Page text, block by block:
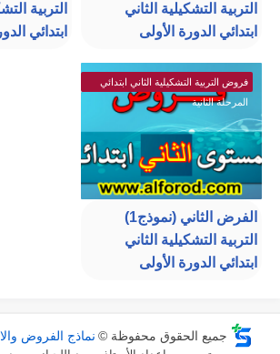
التربية التشكيلية الثاني
ابتدائي الدورة الأولى
التربية
ابتدائي
فروض التربية التشكيلية الثاني ابتدائي
المرحلة الثانية
الفرض الثاني (نموذج1)
التربية التشكيلية الثاني
ابتدائي الدورة الأولى
جميع الحقوق محفوظة © نماذج الفروض